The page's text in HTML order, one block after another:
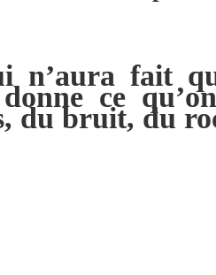
fait
ce
du bruit, du